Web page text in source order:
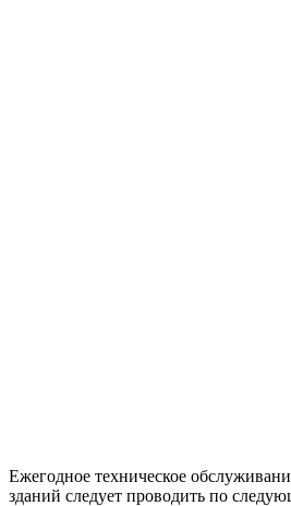
Ежегодное техническое
зданий следует проводить по